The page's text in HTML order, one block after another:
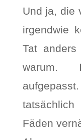
Und ja, die
irgendwie
Tat
warum.
Fäden